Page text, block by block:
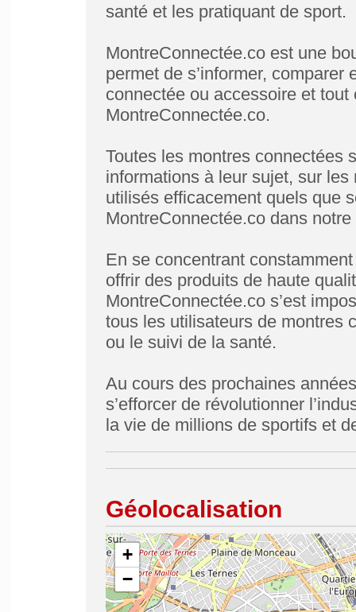
santé et les pratiquant de sport.
MontreConnectée.co est une
permet de s’informer, comparer
connectée ou accessoire et
MontreConnectée.co.
Toutes les montres connectées
informations à leur sujet, sur
utilisés efficacement quels que
MontreConnectée.co dans
En se concentrant
offrir des produits de haute
MontreConnectée.co s’est
tous les utilisateurs de montres
ou le suivi de la santé.
Au cours des prochaines
s’efforcer de révolutionner
la vie de millions de sportifs et
Géolocalisation
+
−